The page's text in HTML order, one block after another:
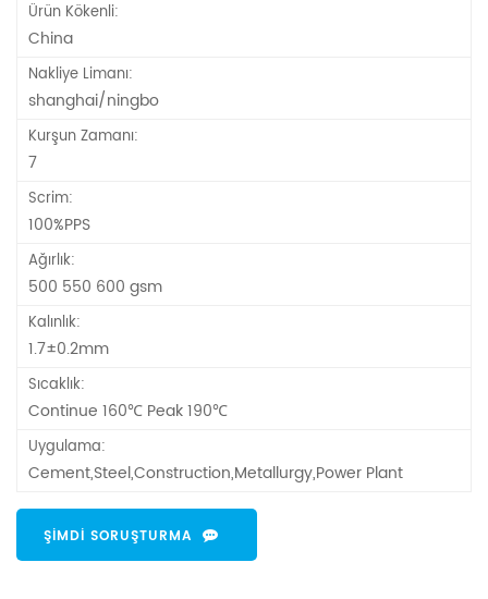
Ürün Kökenli:
China
Nakliye Limanı:
shanghai/ningbo
Kurşun Zamanı:
7
Scrim:
100%PPS
Ağırlık:
500 550 600 gsm
Kalınlık:
1.7±0.2mm
Sıcaklık:
Continue 160℃ Peak 190℃
Uygulama:
Cement,Steel,Construction,Metallurgy,Power Plant
ŞIMDI SORUŞTURMA